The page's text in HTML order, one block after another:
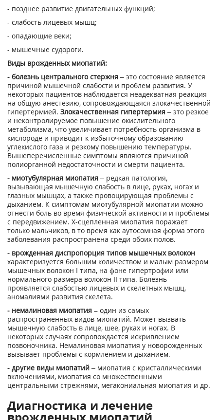
- позднее развитие двигательных функций;
- слабость лицевых мышц;
- опадающие веки;
- мышечные судороги.
Виды врожденных миопатий:
- болезнь центрального стержня – это состояние является
причиной мышечной слабости и проблем развития. У
некоторых пациентов наблюдается неадекватная реакция
на общую анестезию, сопровождающаяся злокачественной
гипертермией. Злокачественная гипертермия – это резкое
и неконтролируемое повышение окислительного
метаболизма, что увеличивает потребность организма в
кислороде и приводит к избыточному образованию
углекислого газа и резкому повышению температуры.
Вышеперечисленные симптомы являются причиной
полиорганной недостаточности и смерти пациента.
- миотубулярная миопатия – редкая патология,
вызывающая мышечную слабость в лице, руках, ногах и
глазных мышцах, а также провоцирующая проблемы с
дыханием. К симптомам миотубулярной миопатии можно
отнести боль во время физической активности и проблемы
с передвижением. X-сцепленная миопатия поражает
только мальчиков, в то время как аутосомная форма этого
заболевания распространена среди обоих полов.
- врожденная диспропорция типов мышечных волокон
характеризуется большим количеством и малым размером
мышечных волокон I типа, на фоне гипертрофии или
нормального размера волокон II типа. Болезнь
проявляется слабостью лицевых и скелетных мышц,
аномалиями развития скелета.
- немалиновая миопатия – один из самых
распространенных видов миопатий. Может вызвать
мышечную слабость в лице, шее, руках и ногах. В
некоторых случаях сопровождается искривлением
позвоночника. Немалиновая миопатия у новорожденных
вызывает проблемы с кормлением и дыханием.
- другие виды миопатий – миопатия с кристаллическими
включениями, миопатия со множественными
центральными стрежнями, мегакониальная миопатия и др.
Диагностика и лечение
врожденных миопатий